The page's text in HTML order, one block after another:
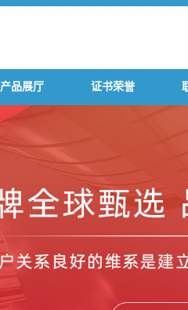
产品展厅 证书荣誉